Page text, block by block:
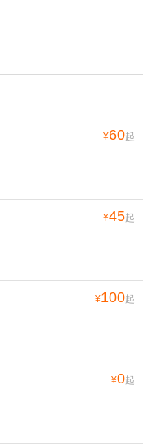
¥60起
¥45起
¥100起
¥0起